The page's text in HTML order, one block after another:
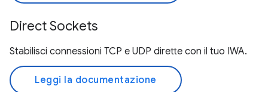
Direct Sockets
Stabilisci connessioni TCP e UDP dirette con il tuo IWA.
Leggi la documentazione